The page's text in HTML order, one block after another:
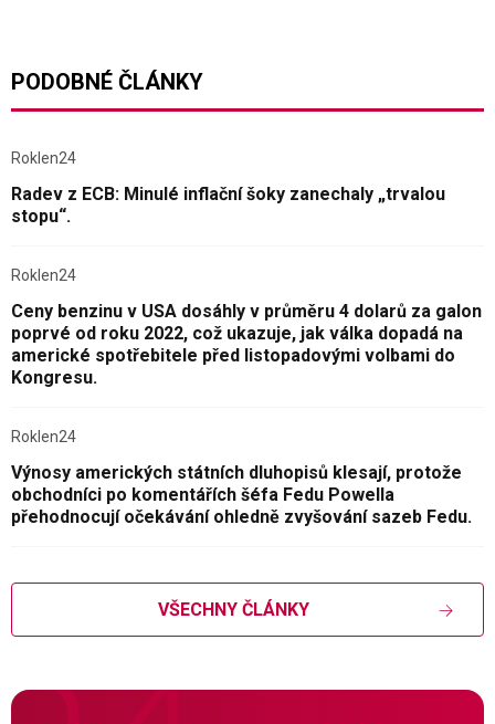
PODOBNÉ ČLÁNKY
Roklen24
Radev z ECB: Minulé inflační šoky zanechaly „trvalou
stopu“.
Roklen24
Ceny benzinu v USA dosáhly v průměru 4 dolarů za galon
poprvé od roku 2022, což ukazuje, jak válka dopadá na
americké spotřebitele před listopadovými volbami do
Kongresu.
Roklen24
Výnosy amerických státních dluhopisů klesají, protože
obchodníci po komentářích šéfa Fedu Powella
přehodnocují očekávání ohledně zvyšování sazeb Fedu.
VŠECHNY ČLÁNKY